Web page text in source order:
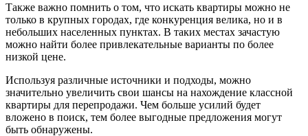
Также важно помнить о том, что искать квартиры можно не
только в крупных городах, где конкуренция велика, но и в
небольших населенных пунктах. В таких местах зачастую
можно найти более привлекательные варианты по более
низкой цене.
Используя различные источники и подходы, можно
значительно увеличить свои шансы на нахождение классной
квартиры для перепродажи. Чем больше усилий будет
вложено в поиск, тем более выгодные предложения могут
быть обнаружены.